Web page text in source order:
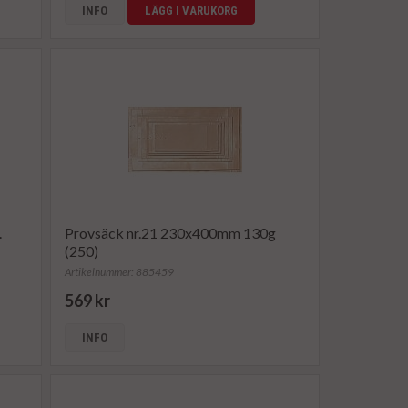
INFO LÄGG I VARUKORG
Provsäck nr.21 230x400mm 130g
(250)
Artikelnummer: 885459
569 kr
INFO